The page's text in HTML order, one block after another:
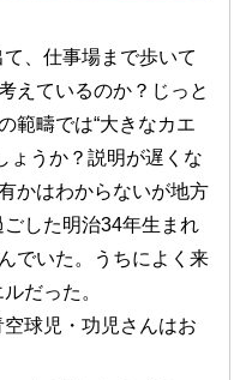
、仕事場まで歩いて
えているのか？じっと
範疇では“大きなカエ
うか？説明が遅くな
かはわからないが地方
した明治34年生まれ
でいた。うちによく来
だった。
球児・功児さんはお